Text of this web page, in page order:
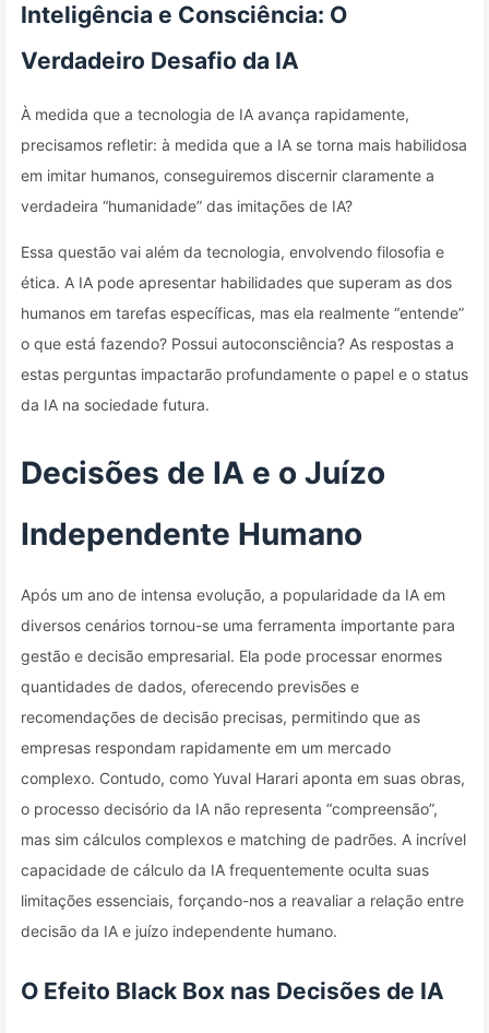
Inteligência e Consciência: O
Verdadeiro Desafio da IA
À medida que a tecnologia de IA avança rapidamente,
precisamos refletir: à medida que a IA se torna mais habilidosa
em imitar humanos, conseguiremos discernir claramente a
verdadeira “humanidade” das imitações de IA?
Essa questão vai além da tecnologia, envolvendo filosofia e
ética. A IA pode apresentar habilidades que superam as dos
humanos em tarefas específicas, mas ela realmente “entende”
o que está fazendo? Possui autoconsciência? As respostas a
estas perguntas impactarão profundamente o papel e o status
da IA na sociedade futura.
Decisões de IA e o Juízo
Independente Humano
Após um ano de intensa evolução, a popularidade da IA em
diversos cenários tornou-se uma ferramenta importante para
gestão e decisão empresarial. Ela pode processar enormes
quantidades de dados, oferecendo previsões e
recomendações de decisão precisas, permitindo que as
empresas respondam rapidamente em um mercado
complexo. Contudo, como Yuval Harari aponta em suas obras,
o processo decisório da IA não representa “compreensão”,
mas sim cálculos complexos e matching de padrões. A incrível
capacidade de cálculo da IA frequentemente oculta suas
limitações essenciais, forçando-nos a reavaliar a relação entre
decisão da IA e juízo independente humano.
O Efeito Black Box nas Decisões de IA